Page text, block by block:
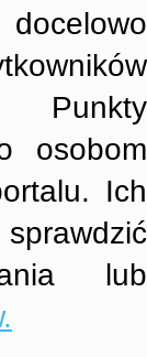
osobom
Ich
lub